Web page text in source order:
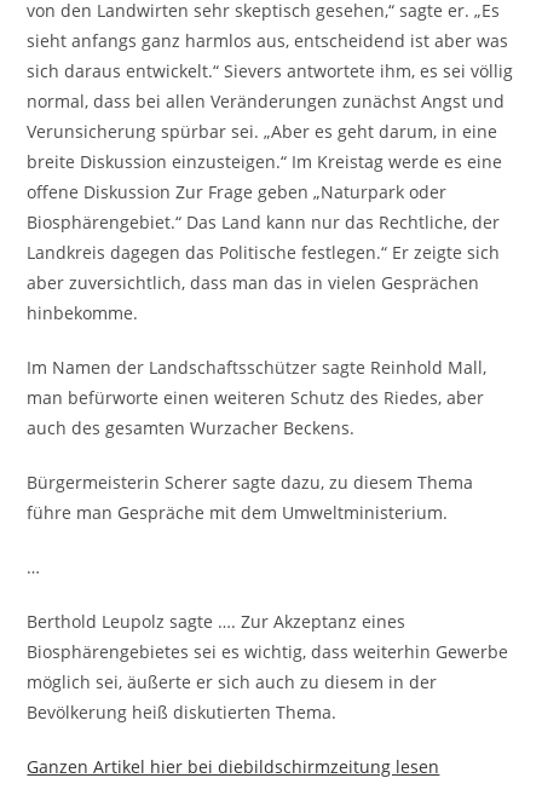
von den Landwirten sehr skeptisch gesehen,“ sagte er. „Es
sieht anfangs ganz harmlos aus, entscheidend ist aber was
sich daraus entwickelt.“ Sievers antwortete ihm, es sei völlig
normal, dass bei allen Veränderungen zunächst Angst und
Verunsicherung spürbar sei. „Aber es geht darum, in eine
breite Diskussion einzusteigen.“ Im Kreistag werde es eine
offene Diskussion Zur Frage geben „Naturpark oder
Biosphärengebiet.“ Das Land kann nur das Rechtliche, der
Landkreis dagegen das Politische festlegen.“ Er zeigte sich
aber zuversichtlich, dass man das in vielen Gesprächen
hinbekomme.
Im Namen der Landschaftsschützer sagte Reinhold Mall,
man befürworte einen weiteren Schutz des Riedes, aber
auch des gesamten Wurzacher Beckens.
Bürgermeisterin Scherer sagte dazu, zu diesem Thema
führe man Gespräche mit dem Umweltministerium.
…
Berthold Leupolz sagte …. Zur Akzeptanz eines
Biosphärengebietes sei es wichtig, dass weiterhin Gewerbe
möglich sei, äußerte er sich auch zu diesem in der
Bevölkerung heiß diskutierten Thema.
Ganzen Artikel hier bei diebildschirmzeitung lesen